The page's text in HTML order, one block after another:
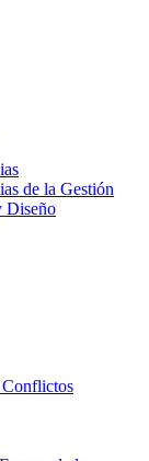
de la Gestión
Diseño